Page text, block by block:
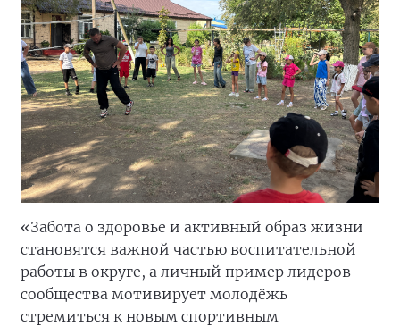
«Забота о здоровье и активный образ жизни
становятся важной частью воспитательной
работы в округе, а личный пример лидеров
сообщества мотивирует молодёжь
стремиться к новым спортивным